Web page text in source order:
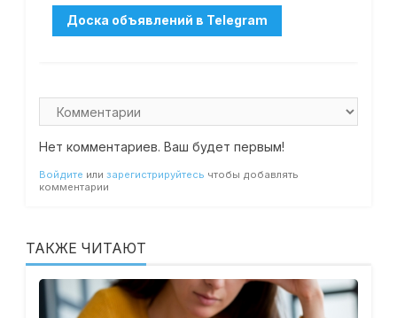
Нет комментариев. Ваш будет первым!
Войдите или зарегистрируйтесь чтобы добавлять
комментарии
ТАКЖЕ ЧИТАЮТ